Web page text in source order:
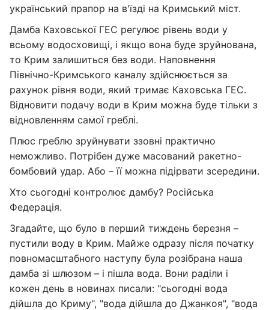
український прапор на в'їзді на Кримський міст.
Дамба Каховської ГЕС регулює рівень води у
всьому водосховищі, і якщо вона буде зруйнована,
то Крим залишиться без води. Наповнення
Північно-Кримського каналу здійснюється за
рахунок рівня води, який тримає Каховська ГЕС.
Відновити подачу води в Крим можна буде тільки з
відновленням самої греблі.
Плюс греблю зруйнувати ззовні практично
неможливо. Потрібен дуже масований ракетно-
бомбовий удар. Або – її можна підірвати зсередини.
Хто сьогодні контролює дамбу? Російська
Федерація.
Згадайте, що було в перший тиждень березня –
пустили воду в Крим. Майже одразу після початку
повномасштабного наступу була розібрана наша
дамба зі шлюзом – і пішла вода. Вони раділи і
кожен день в новинах писали: "сьогодні вода
дійшла до Криму", "вода дійшла до Джанкоя", "вода